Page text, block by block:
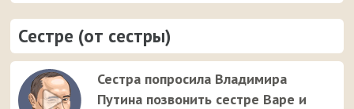
Сестре (от сестры)
Сестра попросила Владимира
Путина позвонить сестре Варе и